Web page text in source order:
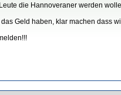
die Hannoveraner werden
Geld haben, klar machen dass